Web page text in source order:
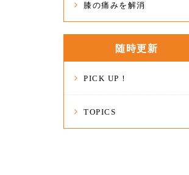
膝の痛みを解消
随時更新
PICK UP！
TOPICS